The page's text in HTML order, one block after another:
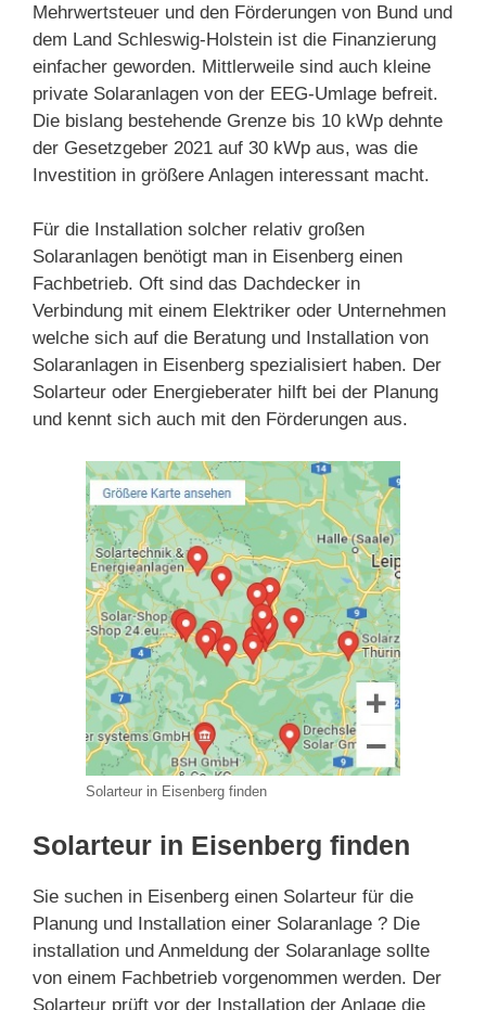
Mehrwertsteuer und den Förderungen von Bund und
dem Land Schleswig-Holstein ist die Finanzierung
einfacher geworden. Mittlerweile sind auch kleine
private Solaranlagen von der EEG-Umlage befreit.
Die bislang bestehende Grenze bis 10 kWp dehnte
der Gesetzgeber 2021 auf 30 kWp aus, was die
Investition in größere Anlagen interessant macht.
Für die Installation solcher relativ großen
Solaranlagen benötigt man in Eisenberg einen
Fachbetrieb. Oft sind das Dachdecker in
Verbindung mit einem Elektriker oder Unternehmen
welche sich auf die Beratung und Installation von
Solaranlagen in Eisenberg spezialisiert haben. Der
Solarteur oder Energieberater hilft bei der Planung
und kennt sich auch mit den Förderungen aus.
Solarteur in Eisenberg finden
Solarteur in Eisenberg finden
Sie suchen in Eisenberg einen Solarteur für die
Planung und Installation einer Solaranlage ? Die
installation und Anmeldung der Solaranlage sollte
von einem Fachbetrieb vorgenommen werden. Der
Solarteur prüft vor der Installation der Anlage die